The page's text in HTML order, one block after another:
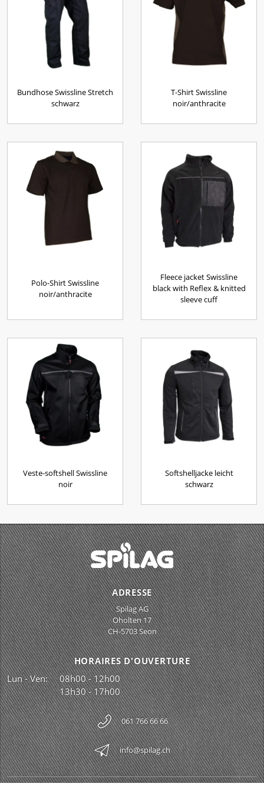
Bundhose Swissline Stretch
schwarz
T-Shirt Swissline
noir/anthracite
Polo-Shirt Swissline
noir/anthracite
Fleece jacket Swissline
black with Reflex & knitted
sleeve cuff
Veste-softshell Swissline
noir
Softshelljacke leicht
schwarz
ADRESSE
Spilag AG
Oholten 17
CH-5703 Seon
HORAIRES D'OUVERTURE
Lun - Ven:
08h00 - 12h00
13h30 - 17h00
061 766 66 66
info@spilag.ch